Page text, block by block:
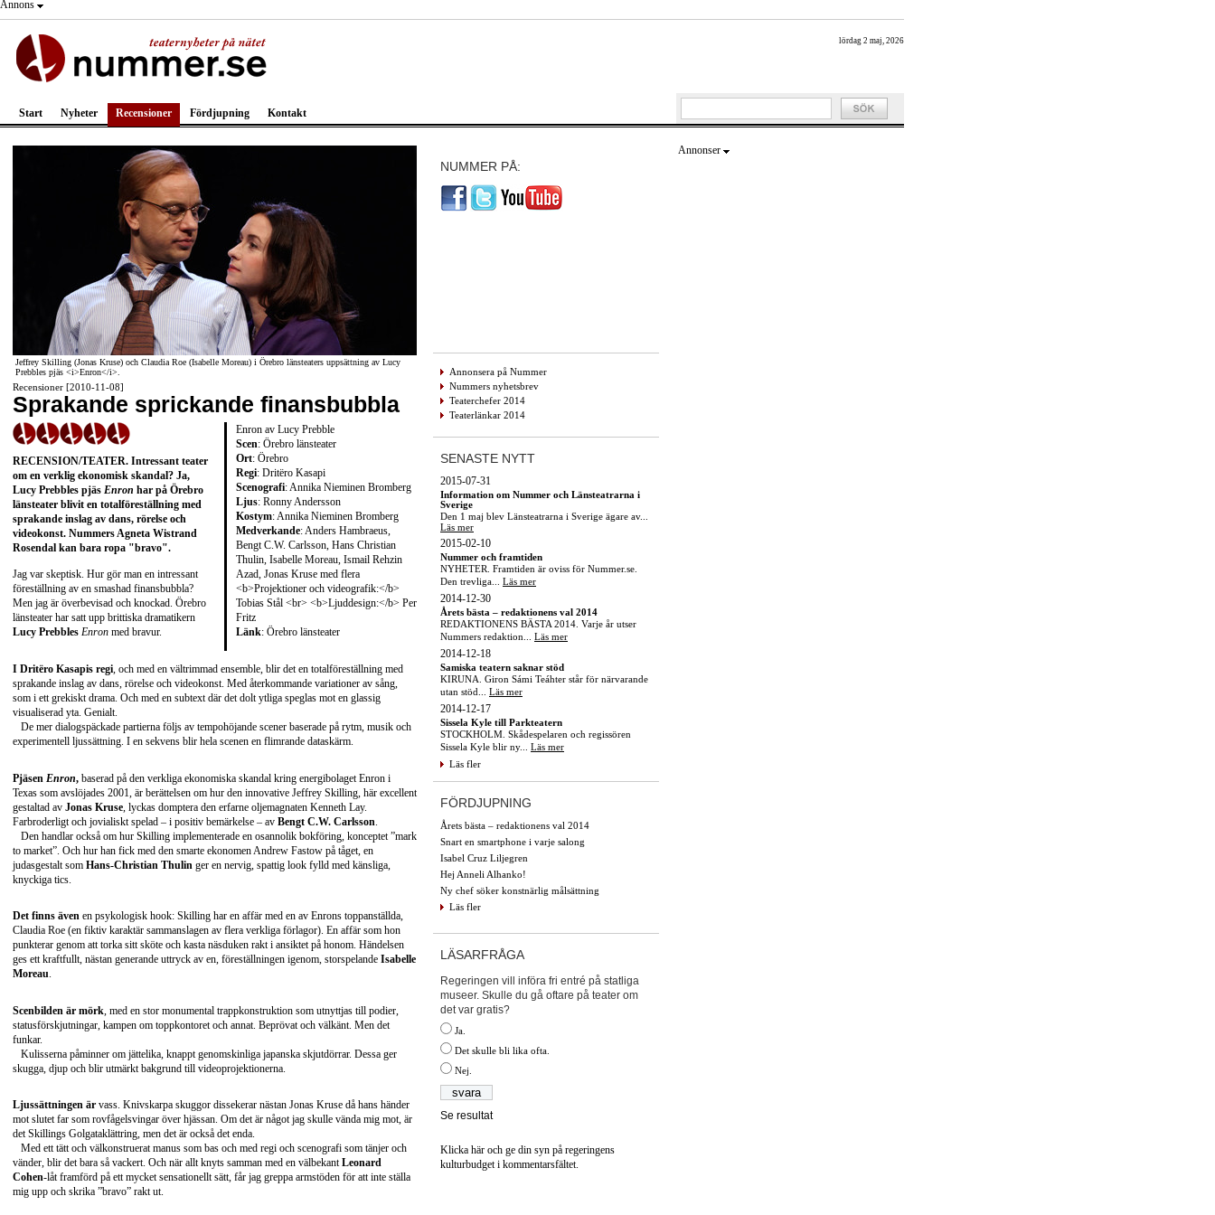
Annons
lördag 2 maj, 2026
Start Nyheter Recensioner Fördjupning Kontakt
Jeffrey Skilling (Jonas Kruse) och Claudia Roe (Isabelle Moreau) i Örebro länsteaters uppsättning av Lucy
Prebbles pjäs <i>Enron</i>.
Recensioner [2010-11-08]
Sprakande sprickande finansbubbla
Enron av Lucy Prebble
Scen: Örebro länsteater
Ort: Örebro
Regi: Dritëro Kasapi
Scenografi: Annika Nieminen Bromberg
Ljus: Ronny Andersson
Kostym: Annika Nieminen Bromberg
Medverkande: Anders Hambraeus,
Bengt C.W. Carlsson, Hans Christian
Thulin, Isabelle Moreau, Ismail Rehzin
Azad, Jonas Kruse med flera
<b>Projektioner och videografik:</b>
Tobias Stål <br> <b>Ljuddesign:</b> Per
Fritz
Länk: Örebro länsteater
RECENSION/TEATER. Intressant teater
om en verklig ekonomisk skandal? Ja,
Lucy Prebbles pjäs Enron har på Örebro
länsteater blivit en totalföreställning med
sprakande inslag av dans, rörelse och
videokonst. NummersAgneta Wistrand
Rosendal kan bara ropa "bravo".
Jag var skeptisk. Hur gör man en intressant
föreställning av en smashad finansbubbla?
Men jag är överbevisad och knockad. Örebro
länsteater har satt upp brittiska dramatikern
Lucy Prebbles Enron med bravur.
I Dritëro Kasapis regi, och med en vältrimmad ensemble, blir det en totalföreställning med
sprakande inslag av dans, rörelse och videokonst. Med återkommande variationer av sång,
som i ett grekiskt drama. Och med en subtext där det dolt ytliga speglas mot en glassig
visualiserad yta. Genialt.
De mer dialogspäckade partierna följs av tempohöjande scener baserade på rytm, musik och
experimentell ljussättning. I en sekvens blir hela scenen en flimrande dataskärm.
Pjäsen Enron, baserad på den verkliga ekonomiska skandal kring energibolaget Enron i
Texas som avslöjades 2001, är berättelsen om hur den innovative Jeffrey Skilling, här excellent
gestaltad av Jonas Kruse , lyckas domptera den erfarne oljemagnaten Kenneth Lay.
Farbroderligt och jovialiskt spelad – i positiv bemärkelse – av Bengt C.W. Carlsson
Den handlar också om hur Skilling implementerade en osannolik bokföring, konceptet ”mark
to market”. Och hur han fick med den smarte ekonomen Andrew Fastow på tåget, en
judasgestalt som Hans-Christian Thulin ger en nervig, spattig look fylld med känsliga,
knyckiga tics.
Det finns även en psykologisk hook: Skilling har en affär med en av Enrons toppanställda,
Claudia Roe (en fiktiv karaktär sammanslagen av flera verkliga förlagor). En affär som hon
punkterar genom att torka sitt sköte och kasta näsduken rakt i ansiktet på honom. Händelsen
ges ett kraftfullt, nästan generande uttryck av en, föreställningen igenom, storspelande Isabelle
Moreau.
Scenbilden är mörk , med en stor monumental trappkonstruktion som utnyttjas till podier,
statusförskjutningar, kampen om toppkontoret och annat. Beprövat och välkänt. Men det
funkar.
Kulisserna påminner om jättelika, knappt genomskinliga japanska skjutdörrar. Dessa ger
skugga, djup och blir utmärkt bakgrund till videoprojektionerna.
Ljussättningen är vass. Knivskarpa skuggor dissekerar nästan Jonas Kruse då hans händer
mot slutet far som rovfågelsvingar över hjässan. Om det är något jag skulle vända mig mot, är
det Skillings Golgataklättring, men det är också det enda.
Med ett tätt och välkonstruerat manus som bas och med regi och scenografi som tänjer och
vänder, blir det bara så vackert. Och när allt knyts samman med en välbekantLeonard
Cohen-låt framförd på ett mycket sensationellt sätt, får jag greppa armstöden för att inte ställa
mig upp och skrika ”bravo” rakt ut.
NUMMER PÅ:
Annonsera på Nummer
Nummers nyhetsbrev
Teaterchefer 2014
Teaterlänkar 2014
SENASTE NYTT
2015-07-31
Information om Nummer och Länsteatrarna i
Sverige
Den 1 maj blev Länsteatrarna i Sverige ägare av...
Läs mer
2015-02-10
Nummer och framtiden
NYHETER. Framtiden är oviss för Nummer.se.
Den trevliga... Läs mer
2014-12-30
Årets bästa – redaktionens val 2014
REDAKTIONENS BÄSTA 2014. Varje år utser
Nummers redaktion... Läs mer
2014-12-18
Samiska teatern saknar stöd
KIRUNA. Giron Sámi Teáhter står för närvarande
utan stöd... Läs mer
2014-12-17
Sissela Kyle till Parkteatern
STOCKHOLM. Skådespelaren och regissören
Sissela Kyle blir ny... Läs mer
Läs fler
FÖRDJUPNING
Årets bästa – redaktionens val 2014
Snart en smartphone i varje salong
Isabel Cruz Liljegren
Hej Anneli Alhanko!
Ny chef söker konstnärlig målsättning
Läs fler
LÄSARFRÅGA
Regeringen vill införa fri entré på statliga
museer. Skulle du gå oftare på teater om
det var gratis?
Ja.
Det skulle bli lika ofta.
Nej.
Se resultat
Klicka här och ge din syn på regeringens
kulturbudget i kommentarsfältet.
Annonser